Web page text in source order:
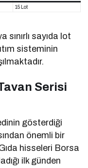
15 Lot
sınırlı sayıda lot
sisteminin
Serisi
gösterdiği
önemli bir
hisseleri Borsa
ilk günden